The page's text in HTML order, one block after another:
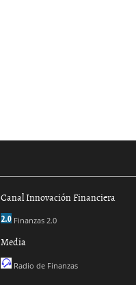
Canal Innovación Financiera
Finanzas 2.0
Media
Radio de Finanzas